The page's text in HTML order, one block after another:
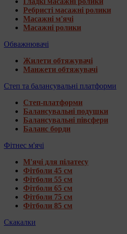
Ребристі масажні ролики
Масажні м'ячі
Масажні ролики
Обважнювачі
Жилети обтяжувачі
Манжети обтяжувачі
Степ та балансувальні платформи
Степ-платформи
Балансувальні подушки
Балансувальні півсфери
Баланс борди
Фітнес м'ячі
М'ячі для пілатесу
Фітболи 45 см
Фітболи 55 см
Фітболи 65 см
Фітболи 75 см
Фітболи 85 см
Скакалки